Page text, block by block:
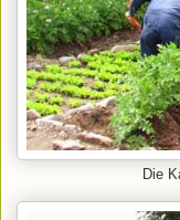
Die